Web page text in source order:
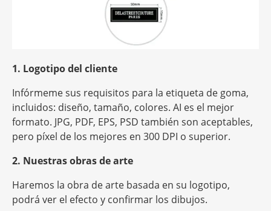
1. Logotipo del cliente
Infórmeme sus requisitos para la etiqueta de goma,
incluidos: diseño, tamaño, colores. AI es el mejor
formato. JPG, PDF, EPS, PSD también son aceptables,
pero píxel de los mejores en 300 DPI o superior.
2. Nuestras obras de arte
Haremos la obra de arte basada en su logotipo,
podrá ver el efecto y confirmar los dibujos.